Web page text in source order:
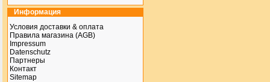
Информация
Условия доставки & оплата
Правила магазина (AGB)
Impressum
Datenschutz
Партнеры
Контакт
Sitemap